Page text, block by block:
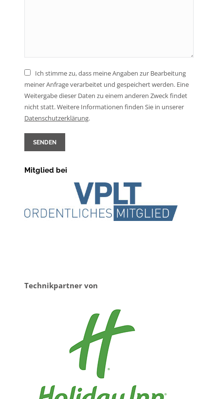
Ich stimme zu, dass meine Angaben zur Bearbeitung
meiner Anfrage verarbeitet und gespeichert werden. Eine
Weitergabe dieser Daten zu einem anderen Zweck findet
nicht statt. Weitere Informationen finden Sie in unserer
Daten­schutz­erklärung.
SENDEN
Mitglied bei
Technikpartner von